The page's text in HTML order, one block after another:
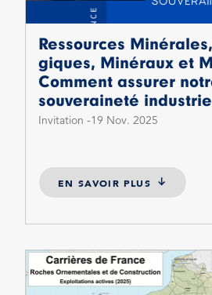
Ressources
giques, Minéraux et
Comment assurer
souveraineté
Invitation 19 Nov. 2025
EN SAVOIR PLUS